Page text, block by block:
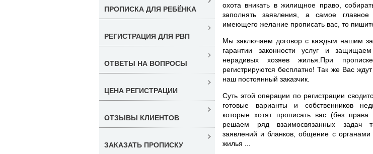
охота вникать в жилищное право,
заполнять заявления, а самое главное
имеющего желание прописать вас, то
Мы заключаем договор с каждым нашим
гарантии законности услуг и
нерадивых хозяев жилья.При
регистрируются бесплатно! Так же Вас
наш постоянный заказчик.
Суть этой операции по регистрации
готовые варианты и собственников
которые хотят прописать вас (без
решаем ряд взаимосвязанных задач
заявлений и бланков, общение с
жилья ...
ПРОПИСКА ДЛЯ РЕБЁНКА
РЕГИСТРАЦИЯ ДЛЯ РВП
ОТВЕТЫ НА ВОПРОСЫ
ЦЕНА РЕГИСТРАЦИИ
ОТЗЫВЫ КЛИЕНТОВ
ЗАКАЗАТЬ ПРОПИСКУ